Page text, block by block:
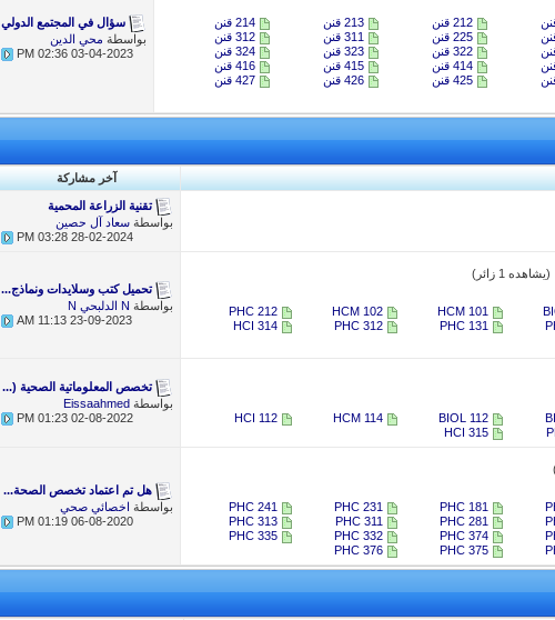
212 قنن 213 قنن
214 قنن
225 قنن 311 قنن
312 قنن
322 قنن 323 قنن
324 قنن
414 قنن 415 قنن
416 قنن
425 قنن 426 قنن
427 قنن
سؤال في المجتمع الدولي
بواسطة محي الدين
03-04-2023
02:36 PM
آخر مشاركة
تقنية الزراعة المحمية
بواسطةسعاد آل حصين
28-02-2024
03:28 PM
(يشاهده 1 زائر)
HCM 101
HCM 102
PHC 212
PHC 131
PHC 312
HCI 314
تحميل كتب وسلايدات ونماذج...
بواسطة N الدلبحي N
23-09-2023
11:13 AM
BIOL 112
HCM 114
HCI 112
​HCI 315
تخصص المعلوماتية الصحية (...
بواسطةEissaahmed
02-08-2022
01:23 PM
PHC 181​
PHC 231
PHC 241
PHC 281
​PHC 311
PHC 313​
PHC 374​
PHC 332
PHC 335
PHC 375
PHC 376
هل تم اعتماد تخصص الصحة...
بواسطة اخصائي صحي
06-08-2020
01:19 PM